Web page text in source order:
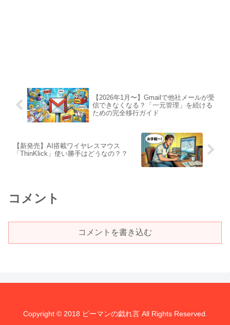
【2026年1月〜】Gmailで他社メールが受
信できなくなる？「一元管理」を続ける
ための完全移行ガイド
【新発売】AI搭載ワイヤレスマウス
「ThinKlick」使い勝手はどうなの？？
コメント
コメントを書き込む
Copyright © 2018 ピーマンの戯れ言 All Rights Reserved.